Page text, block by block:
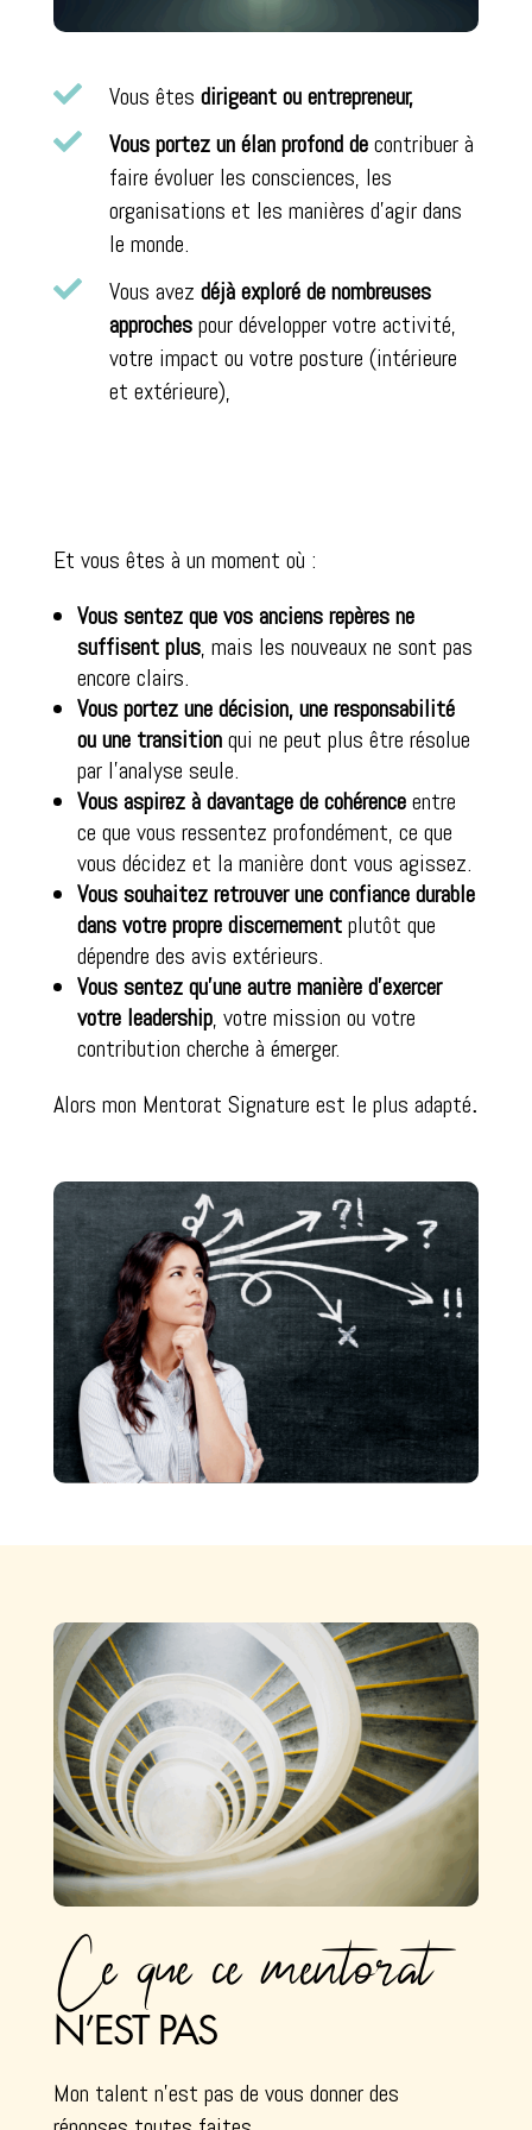
 Vous êtes dirigeant ou entrepreneur,
 Vous portez un élan profond decontribuer à
faire évoluer les consciences, les
organisations et les manières d’agir dans
le monde.
 Vous avez déjà exploré de nombreuses
approchespour développer votre activité,
votre impact ou votre posture (intérieure
et extérieure),
Et vous êtes à un moment où :
Vous sentez que vos anciens repères ne
suffisent plus, mais les nouveaux ne sont pas
encore clairs.
Vous portez une décision, une responsabilité
ou une transitionqui ne peut plus être résolue
par l’analyse seule.
Vous aspirez à davantage de cohérenceentre
ce que vous ressentez profondément, ce que
vous décidez et la manière dont vous agissez.
Vous souhaitez retrouver une confiance durable
dans votre propre discernementplutôt que
dépendre des avis extérieurs.
Vous sentez qu’une autre manière d’exercer
votre leadership, votre mission ou votre
contribution cherche à émerger.
Alors mon Mentorat Signature est le plus adapté.
Ce que ce mentorat
N’EST PAS
Mon talent n’est pas de vous donner des